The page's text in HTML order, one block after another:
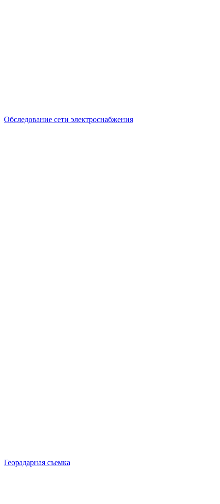
Обследование сети электроснабжения
Георадарная съемка